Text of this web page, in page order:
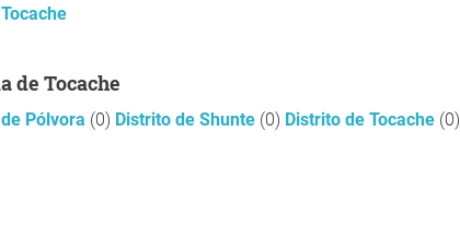
de Tocache
Pólvora (0) Distrito de Shunte (0) Distrito de Tocache (0)